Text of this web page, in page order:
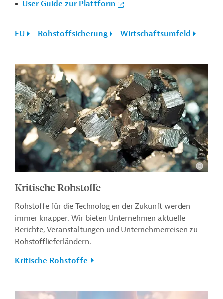
User Guide zur Plattform
EU Rohstoffsicherung Wirtschaftsumfeld
Kritische Rohstoffe
Rohstoffe für die Technologien der Zukunft werden
immer knapper. Wir bieten Unternehmen aktuelle
Berichte, Veranstaltungen und Unternehmerreisen zu
Rohstofflieferländern.
Kritische Rohstoffe